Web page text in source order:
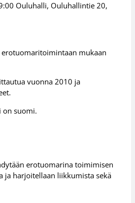
Ouluhalli, Ouluhallintie 20,
mukaan
vuonna 2010 ja
on suomi.
erotuomarina toimimisen
ja harjoitellaan liikkumista sekä